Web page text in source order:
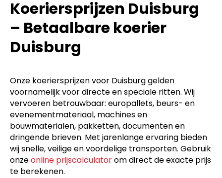
Koeriersprijzen Duisburg
– Betaalbare koerier
Duisburg
Onze koeriersprijzen voor Duisburg gelden
voornamelijk voor directe en speciale ritten. Wij
vervoeren betrouwbaar: europallets, beurs- en
evenementmateriaal, machines en
bouwmaterialen, pakketten, documenten en
dringende brieven. Met jarenlange ervaring bieden
wij snelle, veilige en voordelige transporten. Gebruik
onzeonline prijscalculatorom direct de exacte prijs
te berekenen.